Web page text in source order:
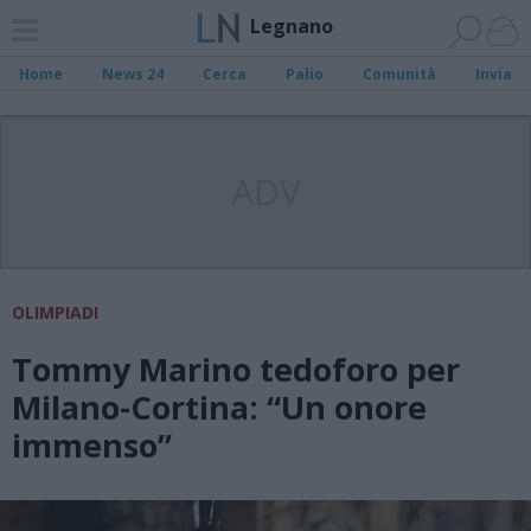
Legnano
Home News 24 Cerca Palio Comunità Invia
OLIMPIADI
Tommy Marino tedoforo per
Milano-Cortina: “Un onore
immenso”